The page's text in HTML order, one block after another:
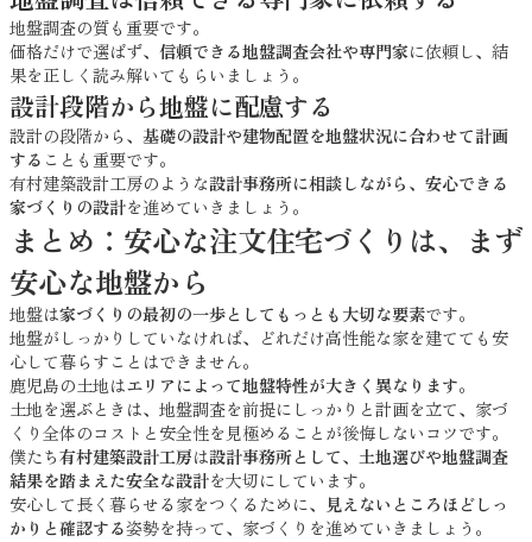
地盤調査の質も重要です。
価格だけで選ばず、 信頼できる地盤調査会社や専門家に依頼し、結
果を正しく読み解いてもらいましょう。
設計段階から地盤に配慮する
設計の段階から、 基礎の設計や建物配置を地盤状況に合わせて計画
する ことも重要です。
有村建築設計工房のような設計事務所に相談しながら、安心できる
家づくりの設計を進めていきましょう。
まとめ：安心な注文住宅づくりは、まず
安心な地盤から
地盤は家づくりの最初の一歩としてもっとも大切な要素です。
地盤がしっかりしていなければ、どれだけ高性能な家を建てても安
心して暮らすことはできません。
鹿児島の土地はエリアによって地盤特性が大きく異なります。
土地を選ぶときは、地盤調査を前提にしっかりと計画を立て、家づ
くり全体のコストと安全性を見極めることが後悔しないコツです。
僕たち有村建築設計工房は設計事務所として、 土地選びや地盤調査
結果を踏まえた安全な設計を大切にしています。
安心して長く暮らせる家をつくるために、 見えないところほどしっ
かりと確認する姿勢を持って、家づくりを進めていきましょう。